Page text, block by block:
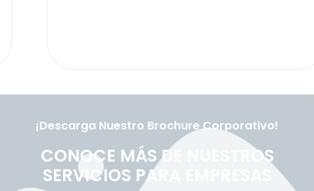
¡Descarga Nuestro Brochure Corporativo!
CONOCE MÁS DE NUESTROS
SERVICIOS PARA EMPRESAS